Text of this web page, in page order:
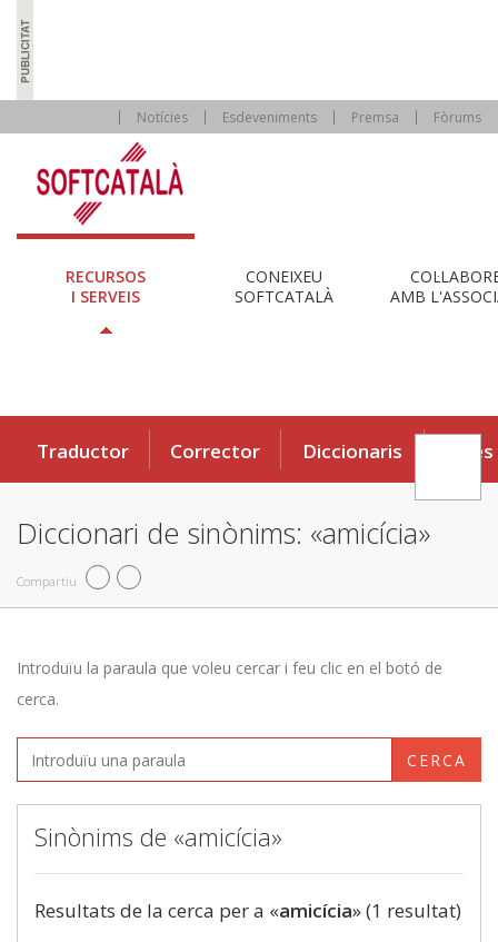
Notícies Esdeveniments Premsa Fòrums
RECURSOS
I SERVEIS
CONEIXEU
SOFTCATALÀ
AMB
Traductor Corrector Diccionaris Eines
Diccionari de sinònims: «amicícia»
Compartiu
Introduïu la paraula que voleu cercar i feu clic en el botó de
cerca.
CERCA
Sinònims de «amicícia»
Resultats de la cerca per a «amicícia» (1 resultat)